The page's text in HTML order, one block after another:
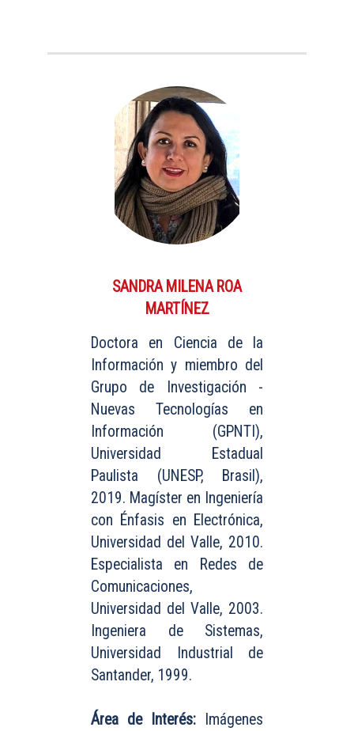
SANDRA MILENA ROA
MARTÍNEZ
Doctora en Ciencia de la
Información y miembro del
Grupo de Investigación -
Nuevas Tecnologías en
Información (GPNTI),
Universidad Estadual
Paulista (UNESP, Brasil),
2019. Magíster en Ingeniería
con Énfasis en Electrónica,
Universidad del Valle, 2010.
Especialista en Redes de
Comunicaciones,
Universidad del Valle, 2003.
Ingeniera de Sistemas,
Universidad Industrial de
Santander, 1999.
Área de Interés: Imágenes